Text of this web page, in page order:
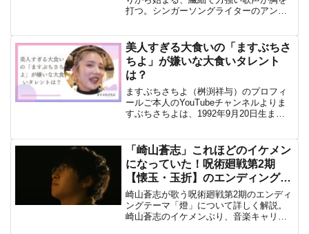
打つ。シンガーソングライターのアンジ
「手紙～拝啓、十五の君へ～」を披露...
美人すぎる大食いの「ますぶちさ
ちよ」が嫌いな大食いタレント
は？
ますぶちさちよ（桝渕祥与）のプロフィ
ールご本人のYouTubeチャンネルよりま
すぶちさちよは、1992年9月20日生ま
ーな体型ながら、1食あたり米3合、おか
ずも...
「崎山蒼志」これほどのイケメン
になっていた！呪術廻戦第2期
【懐玉・玉折】のエンディングテ
ーマを「燈」歌う若き２１歳の魅
力とは？
崎山蒼志が歌う呪術廻戦第2期のエンディ
ングテーマ「燈」について詳しく解説。
崎山蒼志のイケメンぶり、音楽キャリ